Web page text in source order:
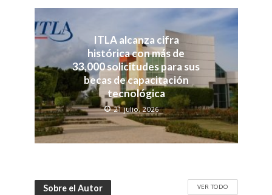
ITLA alcanza cifra
histórica con más de
33,000 solicitudes para sus
becas de capacitación
tecnológica
21 julio, 2026
Sobre el Autor VER TODO